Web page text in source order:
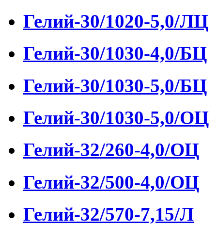
Гелий-30/1020-5,0/ЛЦ
Гелий-30/1030-4,0/БЦ
Гелий-30/1030-5,0/БЦ
Гелий-30/1030-5,0/ОЦ
Гелий-32/260-4,0/ОЦ
Гелий-32/500-4,0/ОЦ
Гелий-32/570-7,15/Л